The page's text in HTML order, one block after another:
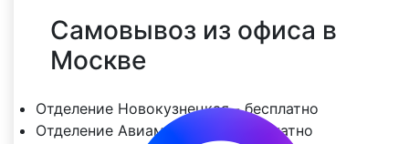
Самовывоз из офиса в
Москве
Отделение Новокузнецкая - бесплатно
Отделение Авиамоторная - бесплатно